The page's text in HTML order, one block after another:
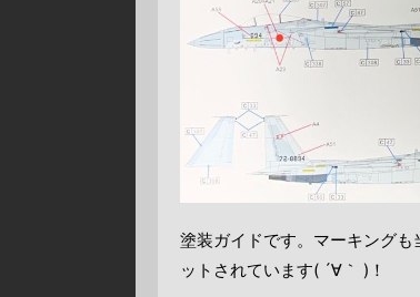
塗装ガイドです。マーキング
ットされています( ´∀｀ )！